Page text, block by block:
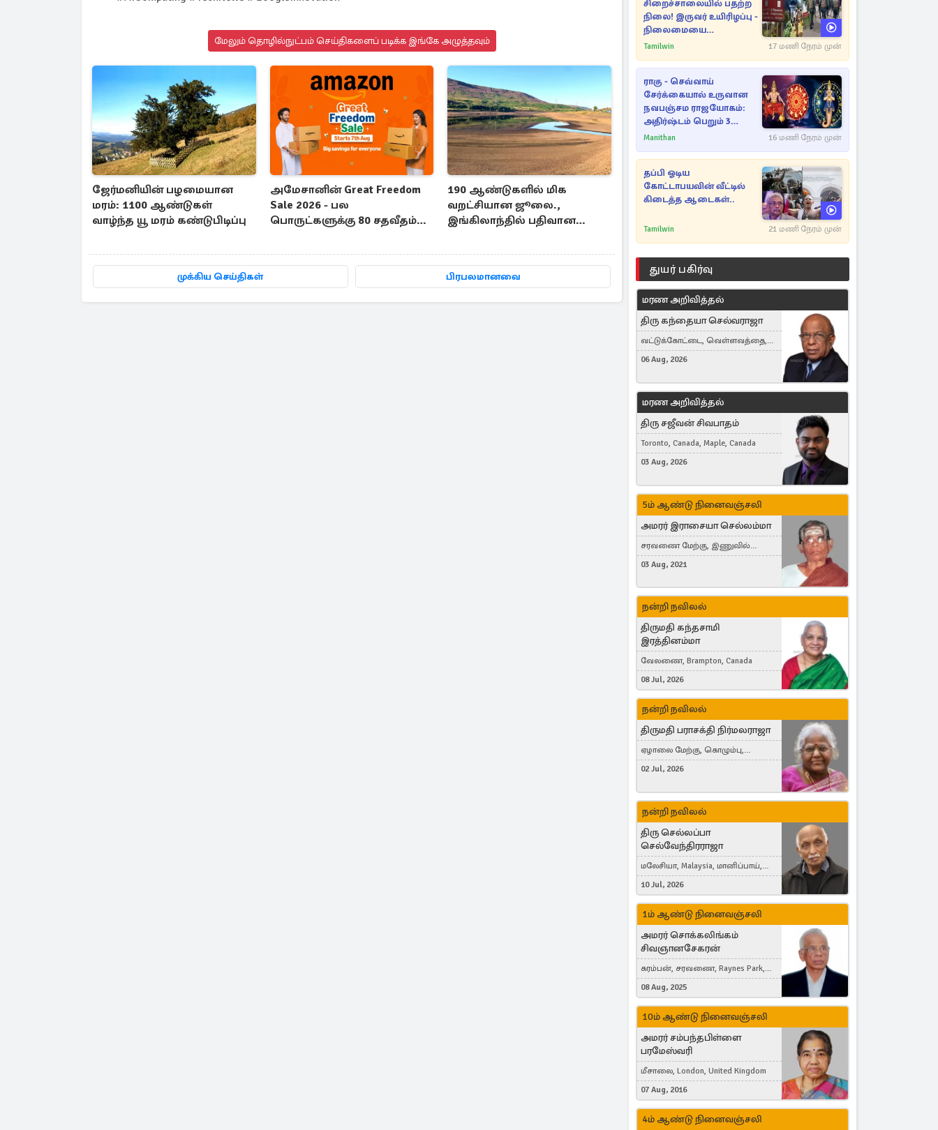
மேலும் தொழில்நுட்பம் செய்திகளைப் படிக்க இங்கே அழுத்தவும்
ஜேர்மனியின் பழமையான
மரம்: 1100 ஆண்டுகள்
வாழ்ந்த யூ மரம் கண்டுபிடிப்பு
அமேசானின் Great Freedom
Sale 2026 - பல
பொருட்களுக்கு 80 சதவீதம்
190 ஆண்டுகளில் மிக
வறட்சியான ஜூலை.,
இங்கிலாந்தில் பதிவான
முக்கிய செய்திகள் பிரபலமானவை
சிறைச்சாலையில் பதற்ற
நிலை! இருவர் உயிரிழப்பு -
நிலைமையை
கட்டுப்படுத்த பொலிஸார்
Tamilwin 17 மணி நேரம் முன்
ராகு - செவ்வாய்
சேர்க்கையால் உருவான
நவபஞ்சம ராஜயோகம்:
அதிர்ஷ்டம் பெறும் 3
ராசிகள்!
Manithan 16 மணி நேரம் முன்
தப்பி ஓடிய
கோட்டாபயவின் வீட்டில்
கிடைத்த ஆடைகள்..
Tamilwin 21 மணி நேரம் முன்
துயர் பகிர்வு
மரண அறிவித்தல்
திரு கந்தையா செல்வராஜா
வட்டுக்கோட்டை, வெள்ளவத்தை,
Toronto, Canada
06 Aug, 2026
மரண அறிவித்தல்
திரு சஜீவன் சிவபாதம்
Toronto, Canada, Maple, Canada
03 Aug, 2026
5ம் ஆண்டு நினைவஞ்சலி
அமரர் இராசையா செல்லம்மா
சரவணை மேற்கு, இணுவில்
கிழக்கு
03 Aug, 2021
நன்றி நவிலல்
திருமதி கந்தசாமி
இரத்தினம்மா
வேலணை, Brampton, Canada
08 Jul, 2026
நன்றி நவிலல்
திருமதி பராசக்தி நிர்மலராஜா
ஏழாலை மேற்கு, கொழும்பு,
தங்காலை, London, United Kingdom
02 Jul, 2026
நன்றி நவிலல்
திரு செல்லப்பா
செல்வேந்திரராஜா
மலேசியா, Malaysia, மானிப்பாய்,
Duisburg, Germany, London, United
Kingdom
10 Jul, 2026
1ம் ஆண்டு நினைவஞ்சலி
அமரர் சொக்கலிங்கம்
சிவஞானசேகரன்
கரம்பன், சரவணை, Raynes Park,
London, United Kingdom
08 Aug, 2025
10ம் ஆண்டு நினைவஞ்சலி
அமரர் சம்பந்தபிள்ளை
பரமேஸ்வரி
மீசாலை, London, United Kingdom
07 Aug, 2016
4ம் ஆண்டு நினைவஞ்சலி